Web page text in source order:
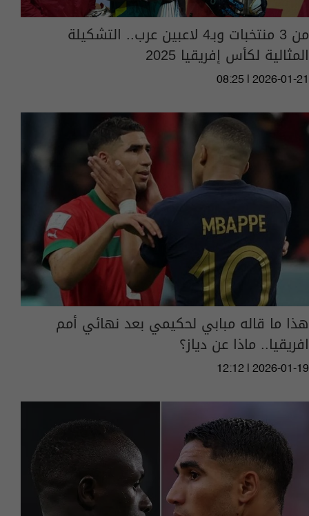
من 3 منتخبات وبـ4 لاعبين عرب.. التشكيلة
المثالية لكأس إفريقيا 2025
08:25 | 2026-01-21
هذا ما قاله مبابي لحكيمي بعد نهائي أمم
افريقيا.. ماذا عن دياز؟
12:12 | 2026-01-19